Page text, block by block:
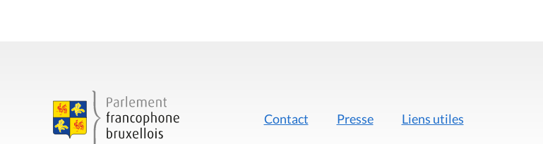
Contact Presse Liens utiles